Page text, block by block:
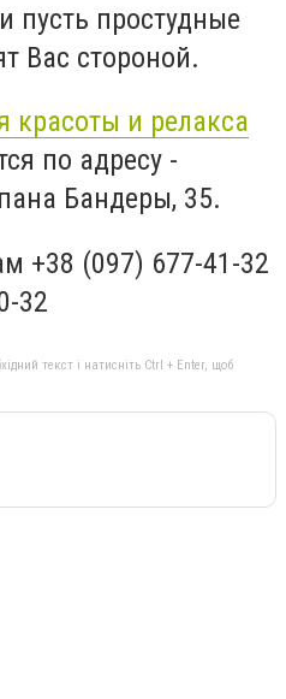
пусть простудные
Вас стороной.
красоты и релакса
по адресу -
Бандеры, 35.
+38 (097) 677-41-32
32
текст і натисніть Ctrl + Enter, щоб